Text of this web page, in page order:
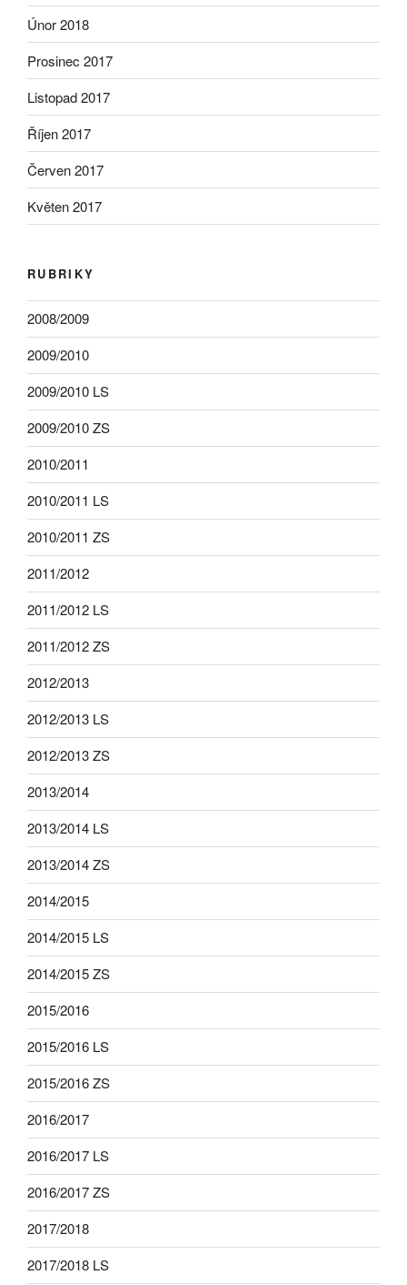
Únor 2018
Prosinec 2017
Listopad 2017
Říjen 2017
Červen 2017
Květen 2017
RUBRIKY
2008/2009
2009/2010
2009/2010 LS
2009/2010 ZS
2010/2011
2010/2011 LS
2010/2011 ZS
2011/2012
2011/2012 LS
2011/2012 ZS
2012/2013
2012/2013 LS
2012/2013 ZS
2013/2014
2013/2014 LS
2013/2014 ZS
2014/2015
2014/2015 LS
2014/2015 ZS
2015/2016
2015/2016 LS
2015/2016 ZS
2016/2017
2016/2017 LS
2016/2017 ZS
2017/2018
2017/2018 LS